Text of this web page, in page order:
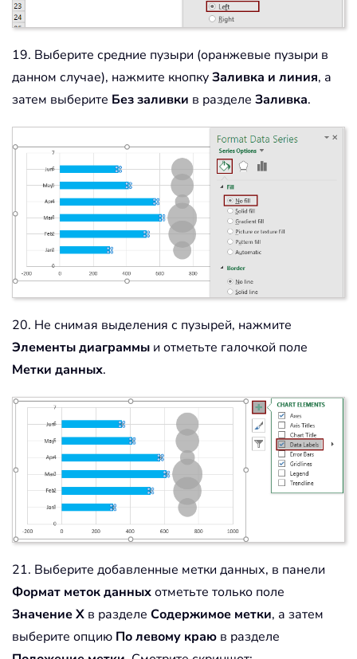
19. Выберите средние пузыри (оранжевые пузыри в
данном случае), нажмите кнопкуЗаливка и линия, а
затем выберите Без заливки в разделе Заливка.
20. Не снимая выделения с пузырей, нажмите
Элементы диаграммы и отметьте галочкой поле
Метки данных.
21. Выберите добавленные метки данных, в панели
Формат меток данныхотметьте только поле
Значение X в разделе Содержимое метки, а затем
выберите опцию По левому краю в разделе